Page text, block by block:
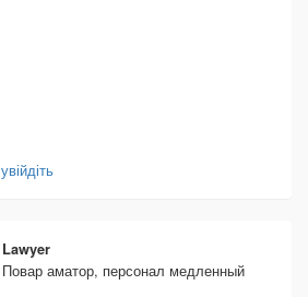
увійдіть
Lawyer
Повар аматор, персонал медленный